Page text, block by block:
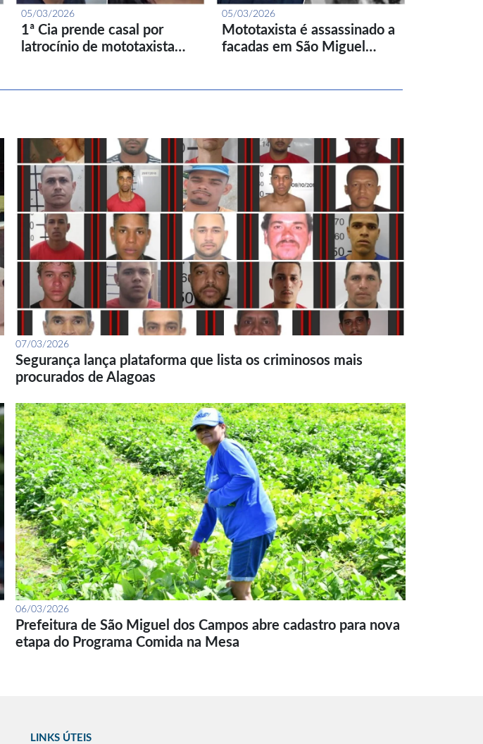
05/03/2026
1ª Cia prende casal por
latrocínio de mototaxista…
05/03/2026
Mototaxista é assassinado a
facadas em São Miguel…
07/03/2026
Segurança lança plataforma que lista os criminosos mais
procurados de Alagoas
06/03/2026
Prefeitura de São Miguel dos Campos abre cadastro para nova
etapa do Programa Comida na Mesa
LINKS ÚTEIS